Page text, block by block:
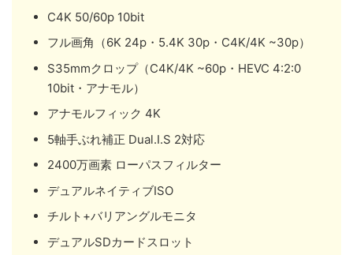
C4K 50/60p 10bit
フル画角（6K 24p・5.4K 30p・C4K/4K ~30p）
S35mmクロップ（C4K/4K ~60p・HEVC 4:2:0
10bit・アナモル）
アナモルフィック 4K
5軸手ぶれ補正 Dual.I.S 2対応
2400万画素 ローパスフィルター
デュアルネイティブISO
チルト+バリアングルモニタ
デュアルSDカードスロット